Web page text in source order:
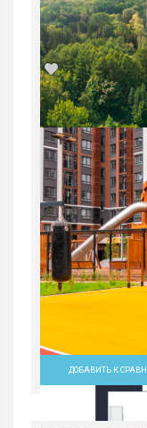
1-комн.
в ЖК...
Россия,
Екатеринбург
7 096 500
1
ДОБАВИТЬ К